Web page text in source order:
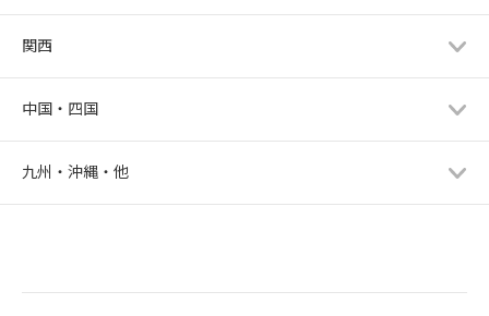
関西
中国・四国
九州・沖縄・他